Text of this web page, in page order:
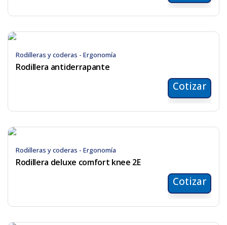
Rodilleras y coderas - Ergonomía
Rodillera antiderrapante
Cotizar
Rodilleras y coderas - Ergonomía
Rodillera deluxe comfort knee 2E
Cotizar